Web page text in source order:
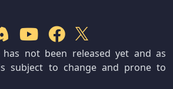
has not been released yet and as
subject to change and prone to